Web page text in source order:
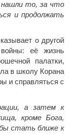
то, за что
и продолжать
о другой
её жизнь
палатки,
в школу Корана
и справляться с
а затем к
кроме Бога,
стать ближе к